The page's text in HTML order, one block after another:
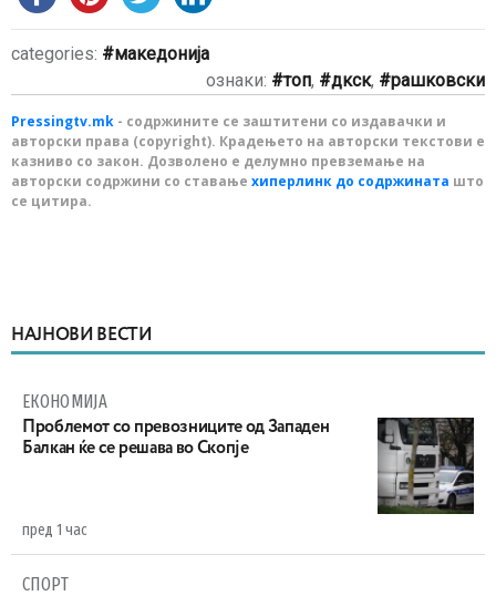
categories:
македонија
ознаки:
топ, дкск, рашковски
Pressingtv.mk - содржините се заштитени со издавачки и
авторски права (copyright). Крадењето на авторски текстови е
казниво со закон. Дозволено е делумно превземање на
авторски содржини со ставање хиперлинк до содржината што
се цитира.
НАЈНОВИ ВЕСТИ
ЕКОНОМИЈА
Проблемот со превозниците од Западен
Балкан ќе се решава во Скопје
пред 1 час
СПОРТ